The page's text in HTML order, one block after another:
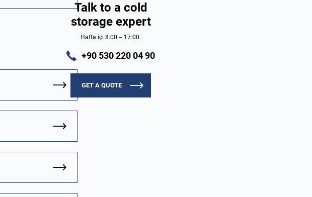
Talk to a cold
storage expert
Hafta içi 8:00 – 17:00.
+90 530 220 04 90
GET A QUOTE